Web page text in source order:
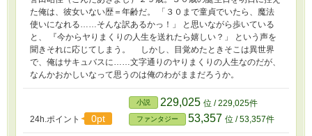
た俺は、彼女いない歴＝年齢だ。 「３０まで童貞でいたら、魔法
使いになれる……そんな訳あるかっ！」 と思いながら歩いている
と、 『今からヤりまくりの人生を送れたら嬉しい？」 という声を
聞きそれに応じてしまう。 しかし、目覚めたときそこは異世界
で、俺はサキュバスに……文字通りのヤりまくりの人生なのだが、
なんかおかしいなって思うのは俺のわがままだろうか。
24h.ポイント 0pt
小説 229,025 位 / 229,025件
ファンタジー 53,357 位 / 53,357件